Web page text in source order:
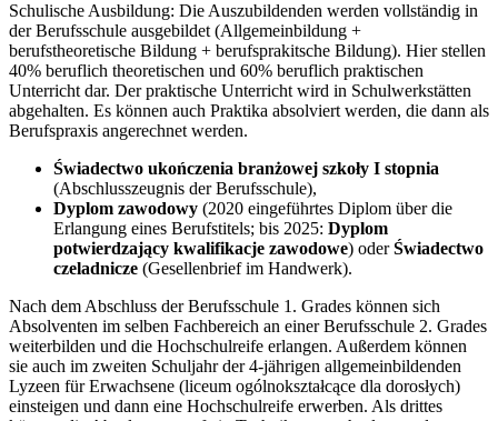
Schulische Ausbildung: Die Auszubildenden werden vollständig in
der Berufsschule ausgebildet (Allgemeinbildung +
berufstheoretische Bildung + berufsprakitsche Bildung). Hier stellen
40% beruflich theoretischen und 60% beruflich praktischen
Unterricht dar. Der praktische Unterricht wird in Schulwerkstätten
abgehalten. Es können auch Praktika absolviert werden, die dann als
Berufspraxis angerechnet werden.
Świadectwo ukończenia branżowej szkoły I stopnia
(Abschlusszeugnis der Berufsschule),
Dyplom zawodowy (2020 eingeführtes Diplom über die
Erlangung eines Berufstitels; bis 2025: Dyplom
potwierdzający kwalifikacje zawodowe) oderŚwiadectwo
czeladnicze (Gesellenbrief im Handwerk).
Nach dem Abschluss der Berufsschule 1. Grades können sich
Absolventen im selben Fachbereich an einer Berufsschule 2. Grades
weiterbilden und die Hochschulreife erlangen. Außerdem können
sie auch im zweiten Schuljahr der 4-jährigen allgemeinbildenden
Lyzeen für Erwachsene (liceum ogólnokształcące dla dorosłych)
einsteigen und dann eine Hochschulreife erwerben. Als drittes